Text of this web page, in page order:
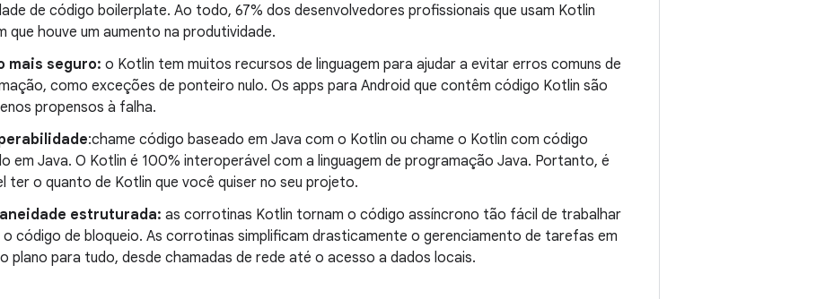
de código boilerplate. Ao todo, 67% dos desenvolvedores profissionais que usam Kotlin
que houve um aumento na produtividade.
mais seguro: o Kotlin tem muitos recursos de linguagem para ajudar a evitar erros comuns de
como exceções de ponteiro nulo. Os apps para Android que contêm código Kotlin são
propensos à falha.
:chame código baseado em Java com o Kotlin ou chame o Kotlin com código
em Java. O Kotlin é 100% interoperável com a linguagem de programação Java. Portanto, é
ter o quanto de Kotlin que você quiser no seu projeto.
estruturada: as corrotinas Kotlin tornam o código assíncrono tão fácil de trabalhar
código de bloqueio. As corrotinas simplificam drasticamente o gerenciamento de tarefas em
plano para tudo, desde chamadas de rede até o acesso a dados locais.